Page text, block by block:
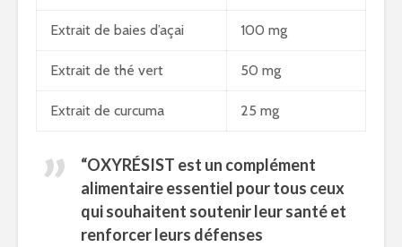
Extrait de baies d’açai 100 mg
Extrait de thé vert 50 mg
Extrait de curcuma 25 mg
“OXYRÉSIST est un complément
alimentaire essentiel pour tous ceux
qui souhaitent soutenir leur santé et
renforcer leurs défenses